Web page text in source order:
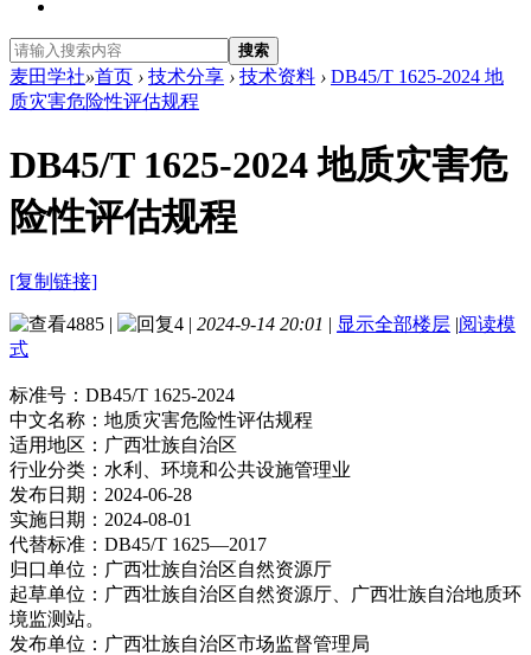
搜索
麦田学社»首页 › 技术分享 › 技术资料 › DB45/T 1625-2024 地
质灾害危险性评估规程
DB45/T 1625-2024 地质灾害危
险性评估规程
[复制链接]
4885 | 4 | 2024-9-14 20:01 | 显示全部楼层 |阅读模
式
标准号： DB45/T 1625-2024
中文名称： 地质灾害危险性评估规程
适用地区： 广西壮族自治区
行业分类： 水利、环境和公共设施管理业
发布日期： 2024-06-28
实施日期： 2024-08-01
代替标准： DB45/T 1625—2017
归口单位： 广西壮族自治区自然资源厅
起草单位： 广西壮族自治区自然资源厅、广西壮族自治地质环
境监测站。
发布单位： 广西壮族自治区市场监督管理局